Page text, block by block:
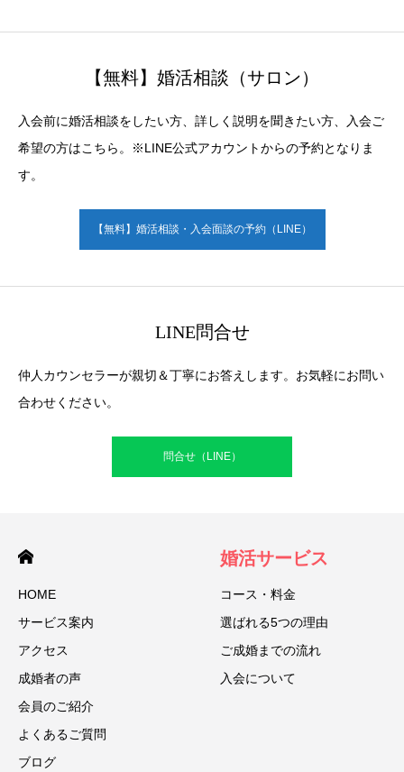
【無料】婚活相談（サロン）
入会前に婚活相談をしたい方、詳しく説明を聞きたい方、入会ご
希望の方はこちら。※LINE公式アカウントからの予約となりま
す。
【無料】婚活相談・入会面談の予約（LINE）
LINE問合せ
仲人カウンセラーが親切＆丁寧にお答えします。お気軽にお問い
合わせください。
問合せ（LINE）
HOME
サービス案内
アクセス
成婚者の声
会員のご紹介
よくあるご質問
ブログ
婚活サービス
コース・料金
選ばれる5つの理由
ご成婚までの流れ
入会について